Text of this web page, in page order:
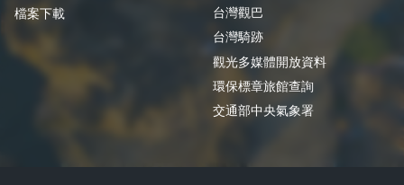
檔案下載
台灣觀巴
台灣騎跡
觀光多媒體開放資料
環保標章旅館查詢
交通部中央氣象署